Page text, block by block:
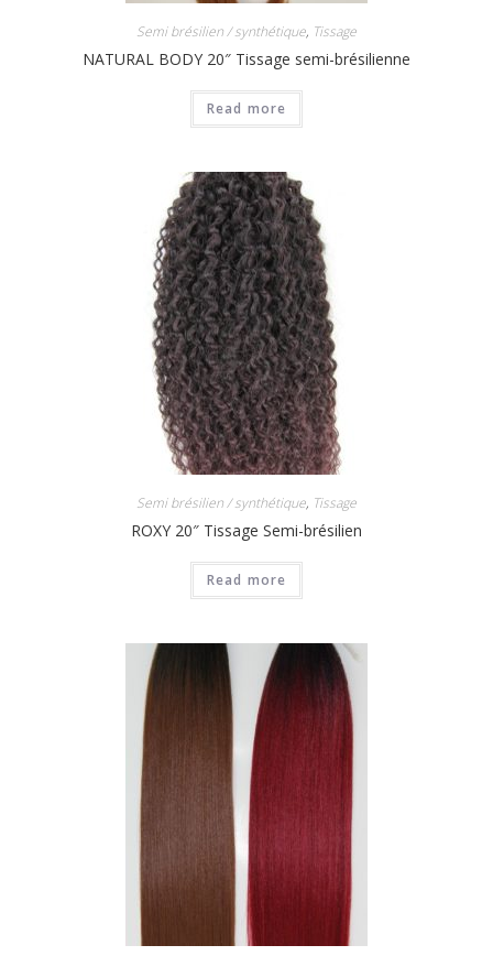
Semi brésilien / synthétique, Tissage
NATURAL BODY 20″ Tissage semi-brésilienne
Read more
Semi brésilien / synthétique, Tissage
ROXY 20″ Tissage Semi-brésilien
Read more